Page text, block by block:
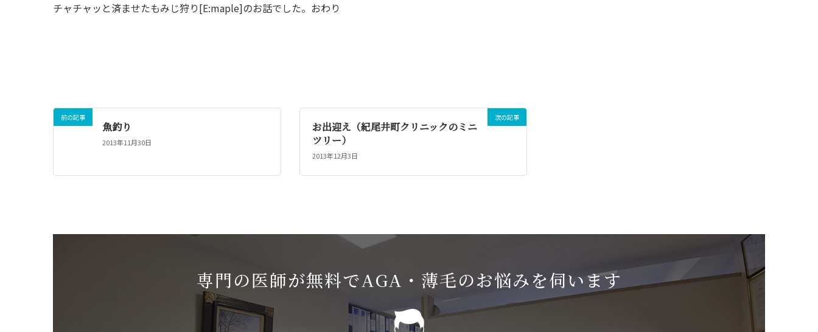
チャチャッと済ませたもみじ狩り[E:maple]のお話でした。 おわり
前の記事
魚釣り
2013年11月30日
次の記事
お出迎え（紀尾井町クリニックのミニ
ツリー）
2013年12月3日
専門の医師が無料でAGA・薄毛のお悩みを伺います